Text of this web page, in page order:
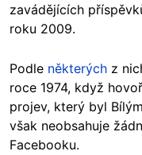
zavádějících
roku 2009.
Podle některých z
roce 1974, když
projev, který byl
však neobsahuje
Facebooku.